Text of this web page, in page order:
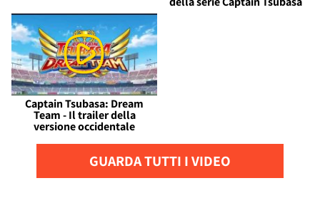
Captain Tsubasa: Dream
Team - Il trailer della
versione occidentale
GUARDA TUTTI I VIDEO